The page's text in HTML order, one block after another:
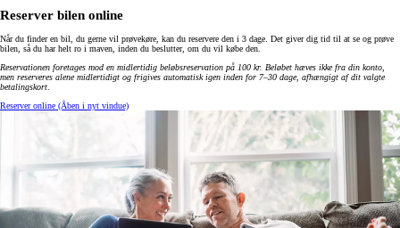
Reserver bilen online
Når du finder en bil, du gerne vil prøvekøre, kan du reservere den i 3 dage. Det giver dig tid til at se og prøve
bilen, så du har helt ro i maven, inden du beslutter, om du vil købe den.
Reservationen foretages mod en midlertidig beløbsreservation på 100 kr. Beløbet hæves ikke fra din konto,
men reserveres alene midlertidigt og frigives automatisk igen inden for 7–30 dage, afhængigt af dit valgte
betalingskort.
Reserver online (Åben i nyt vindue)